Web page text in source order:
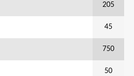
205
45
750
50